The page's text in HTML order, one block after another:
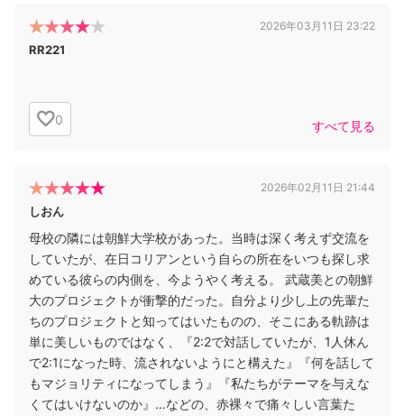
2026年03月11日 23:22
RR221
0 すべて見る
2026年02月11日 21:44
しおん
母校の隣には朝鮮大学校があった。当時は深く考えず交流を
していたが、在日コリアンという自らの所在をいつも探し求
めている彼らの内側を、今ようやく考える。 武蔵美との朝鮮
大のプロジェクトが衝撃的だった。自分より少し上の先輩た
ちのプロジェクトと知ってはいたものの、そこにある軌跡は
単に美しいものではなく、『2:2で対話していたが、1人休ん
で2:1になった時、流されないようにと構えた』『何を話して
もマジョリティになってしまう』『私たちがテーマを与えな
くてはいけないのか』…などの、赤裸々で痛々しい言葉た